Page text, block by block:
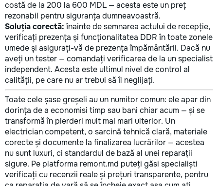
costă de la 200 la 600 MDL — acesta este un preț
rezonabil pentru siguranța dumneavoastră.
Soluția corectă:înainte de semnarea actului de recepție,
verificați prezența și funcționalitatea DDR în toate zonele
umede și asigurați-vă de prezența împământării. Dacă nu
aveți un tester — comandați verificarea de la un specialist
independent. Acesta este ultimul nivel de control al
calității, pe care nu ar trebui să îl neglijați.
Toate cele șase greșeli au un numitor comun: ele apar din
dorința de a economisi timp sau bani chiar acum — și se
transformă în pierderi mult mai mari ulterior. Un
electrician competent, o sarcină tehnică clară, materiale
corecte și documente la finalizarea lucrărilor — acestea
nu sunt luxuri, ci standardul de bază al unei reparații
sigure. Pe platforma remont.md puteți găsi specialiști
verificați cu recenzii reale și prețuri transparente, pentru